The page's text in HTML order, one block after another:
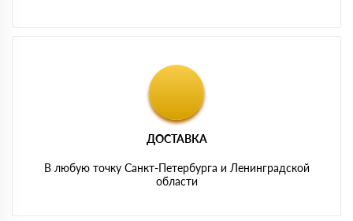
ДОСТАВКА
В любую точку Санкт-Петербурга и Ленинградской
области